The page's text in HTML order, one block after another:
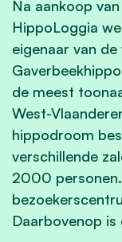
Na aankoop
HippoLoggia
eigenaar van
de meest
West-
hippodroom
verschillende
2000
Daarbovenop